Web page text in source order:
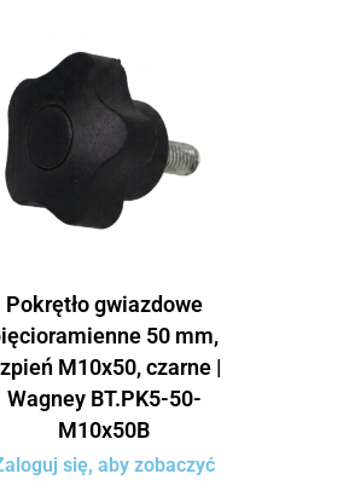
Pokrętło gwiazdowe
50 mm,
M10x50, czarne |
Wagney BT.PK5-50-
M10x50B
się, aby zobaczyć